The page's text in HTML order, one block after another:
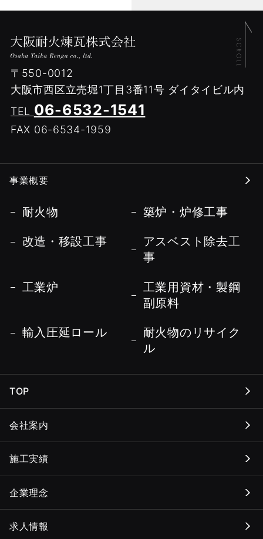
〒550-0012
大阪市西区立売堀1丁目3番11号 ダイタイビル内
TEL 06-6532-1541
FAX 06-6534-1959
事業概要
耐火物 築炉・炉修工事
改造・移設工事
アスベスト除去工
事
工業炉
工業用資材・製鋼
副原料
輸入圧延ロール
耐火物のリサイク
ル
TOP
会社案内
施工実績
企業理念
求人情報